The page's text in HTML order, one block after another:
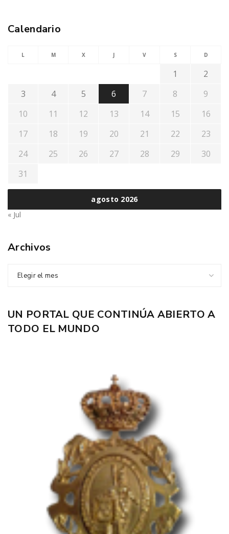
Calendario
agosto 2026
L M X J V S D
1
2
3
4 5 6 7 8
9
10
11 12 13 14 15
16
17
18 19 20 21 22
23
24
25 26 27 28 29
30
31
« Jul
Archivos
Elegir el mes
UN PORTAL QUE CONTINÚA ABIERTO A
TODO EL MUNDO